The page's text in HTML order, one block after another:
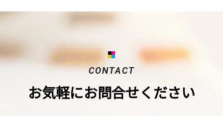
CONTACT
お気軽にお問合せください